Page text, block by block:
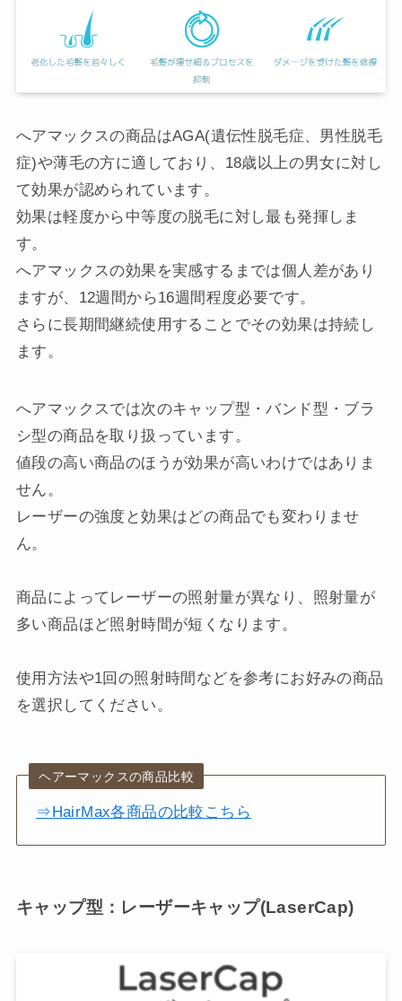
へアマックスの商品はAGA(遺伝性脱毛症、男性脱毛
症)や薄毛の方に適しており、18歳以上の男女に対し
て効果が認められています。
効果は軽度から中等度の脱毛に対し最も発揮しま
す。
へアマックスの効果を実感するまでは個人差があり
ますが、12週間から16週間程度必要です。
さらに長期間継続使用することでその効果は持続し
ます。
へアマックスでは次のキャップ型・バンド型・ブラ
シ型の商品を取り扱っています。
値段の高い商品のほうが効果が高いわけではありま
せん。
レーザーの強度と効果はどの商品でも変わりませ
ん。
商品によってレーザーの照射量が異なり、照射量が
多い商品ほど照射時間が短くなります。
使用方法や1回の照射時間などを参考にお好みの商品
を選択してください。
ヘアーマックスの商品比較
⇒HairMax各商品の比較こちら
キャップ型：レーザーキャップ(LaserCap)